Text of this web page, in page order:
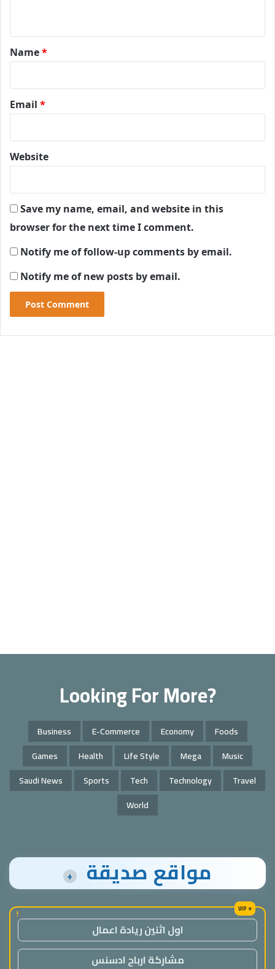
*
Name*
Email *
Website
Save my name, email, and website in this
browser for the next time I comment.
Notify me of follow-up comments by email.
Notify me of new posts by email.
Looking For More?
Business E-Commerce Economy
Foods
Games
Health Life Style Mega
Music
Saudi News
Sports Tech Technology
Travel
World
مواقع صديقة +
!
اول اثنين ريادة اعمال
مشاركة ارباح ادسنس